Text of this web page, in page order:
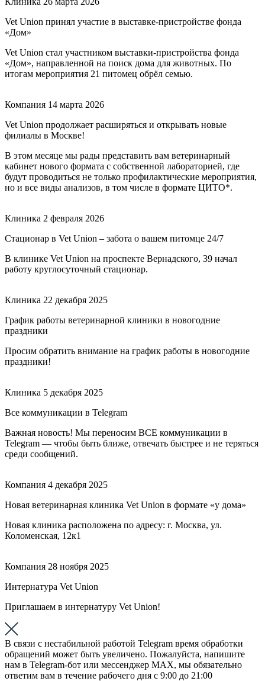
Vet Union принял участие в выставке-пристройстве фонда
«Дом»
Vet Union стал участником выставки-пристройства фонда
«Дом», направленной на поиск дома для животных. По
итогам мероприятия 21 питомец обрёл семью.
Компания 14 марта 2026
Vet Union продолжает расширяться и открывать новые
филиалы в Москве!
В этом месяце мы рады представить вам ветеринарный
кабинет нового формата с собственной лабораторией, где
будут проводиться не только профилактические мероприятия,
но и все виды анализов, в том числе в формате ЦИТО*.
Клиника 2 февраля 2026
Стационар в Vet Union – забота о вашем питомце 24/7
В клинике Vet Union на проспекте Вернадского, 39 начал
работу круглосуточный стационар.
Клиника 22 декабря 2025
График работы ветеринарной клиники в новогодние
праздники
Просим обратить внимание на график работы в новогодние
праздники!
Клиника 5 декабря 2025
Все коммуникации в Telegram
Важная новость! Мы переносим ВСЕ коммуникации в
Telegram — чтобы быть ближе, отвечать быстрее и не теряться
среди сообщений.
Компания 4 декабря 2025
Новая ветеринарная клиника Vet Union в формате «у дома»
Новая клиника расположена по адресу: г. Москва, ул.
Коломенская, 12к1
Компания 28 ноября 2025
Интернатура Vet Union
Приглашаем в интернатуру Vet Union!
В связи с нестабильной работой Telegram время обработки
обращений может быть увеличено. Пожалуйста, напишите
нам в Telegram-бот или мессенджер МАХ, мы обязательно
ответим вам в течение рабочего дня с 9:00 до 21:00